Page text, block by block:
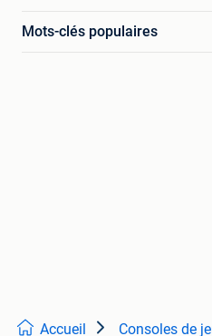
Mots-clés populaires
Accueil Consoles de